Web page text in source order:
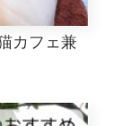
カフェ兼